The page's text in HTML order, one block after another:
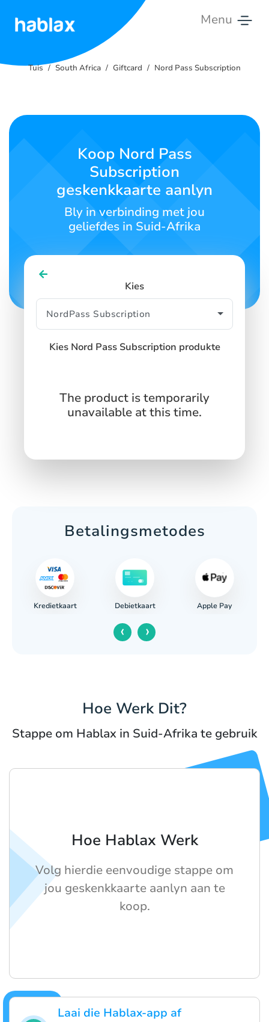
Menu
Tariewe
Kontak
Afrikaans
Tuis South Africa Giftcard Nord Pass Subscription
Koop Nord Pass
Subscription
geskenkkaarte aanlyn
Bly in verbinding met jou
geliefdes in Suid-Afrika
Kies
Kies Nord Pass Subscription produkte
The product is temporarily
unavailable at this time.
Betalingsmetodes
Kredietkaart Debietkaart Apple Pay
‹ ›
Hoe Werk Dit?
Stappe om Hablax in Suid-Afrika te gebruik
Laai die Hablax-app af
Hoe Hablax Werk
Volg hierdie eenvoudige stappe om
jou geskenkkaarte aanlyn aan te
koop.